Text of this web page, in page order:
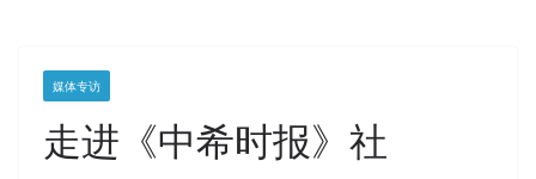
媒体专访
走进《中希时报》社